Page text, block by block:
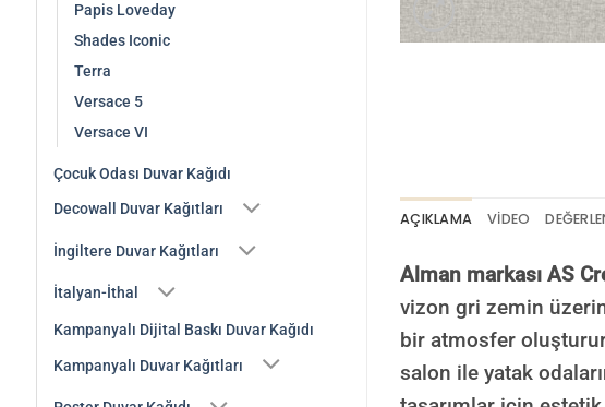
Papis Loveday
Shades Iconic
Terra
Versace 5
Versace VI
Çocuk Odası Duvar Kağıdı
Decowall Duvar Kağıtları
İngiltere Duvar Kağıtları
İtalyan-İthal
Kampanyalı Dijital Baskı Duvar Kağıdı
Kampanyalı Duvar Kağıtları
AÇIKLAMA VIDEO
Alman markası AS
vizon gri zemin
bir atmosfer
salon ile yatak